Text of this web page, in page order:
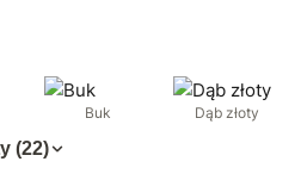
Buk Dąb złoty
(22)